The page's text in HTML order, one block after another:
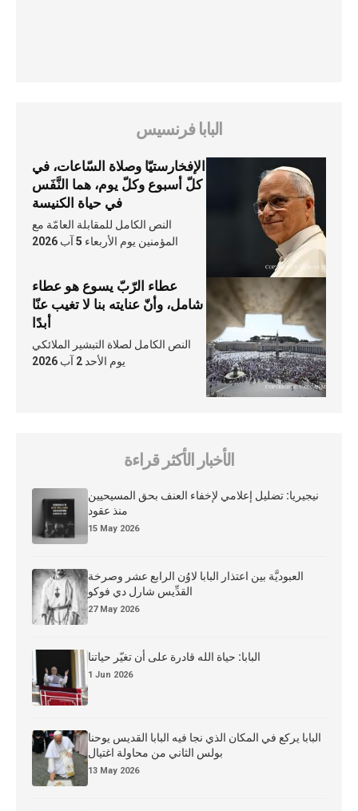
البابا فرنسيس
الإفخارستيّا وصلاة السّاعات، في
كلّ أسبوع وكلّ يوم، هما النَّفَس
في حياة الكنيسة
النص الكامل للمقابلة العامّة مع
المؤمنين يوم الأربعاء 5 آب 2026
عطاء الرّبّ يسوع هو عطاء
شامل، وأنّ عنايته بنا لا تغيب عنّا
أبدًا
النص الكامل لصلاة التبشير الملائكي
يوم الأحد 2 آب 2026
الأخبار الأكثر قراءة
نيجيريا: تضليل إعلامي لإخفاء العنف بحق المسيحيين
منذ عقود
15 May 2026
العبوديَّة بين اعتذار البابا لاوُن الرابع عشر وصرخة
القدِّيس شارل دي فوكو
27 May 2026
البابا: حياة الله قادرة على أن تغيّر حياتنا
1 Jun 2026
البابا يركع في المكان الذي نجا فيه البابا القديس يوحنا
بولس الثاني من محاولة اغتيال
13 May 2026